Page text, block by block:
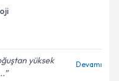
yüksek
Devamı